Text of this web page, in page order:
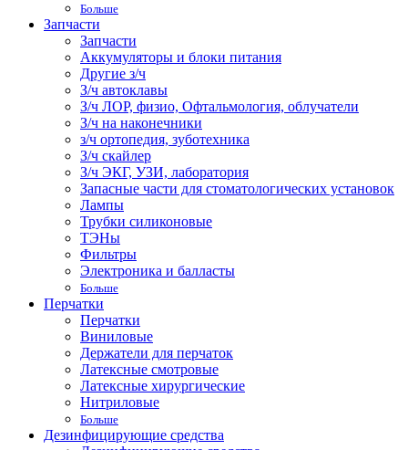
Больше
Запчасти
Запчасти
Аккумуляторы и блоки питания
Другие з/ч
З/ч автоклавы
З/ч ЛОР, физио, Офтальмология, облучатели
З/ч на наконечники
з/ч ортопедия, зуботехника
З/ч скайлер
З/ч ЭКГ, УЗИ, лаборатория
Запасные части для стоматологических установок
Лампы
Трубки силиконовые
ТЭНы
Фильтры
Электроника и балласты
Больше
Перчатки
Перчатки
Виниловые
Держатели для перчаток
Латексные смотровые
Латексные хирургические
Нитриловые
Больше
Дезинфицирующие средства